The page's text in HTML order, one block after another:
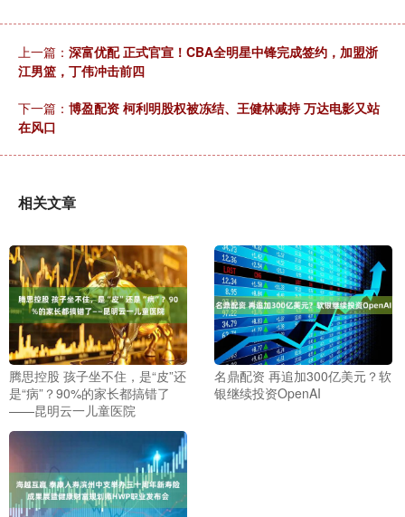
上一篇： 深富优配 正式官宣！CBA全明星中锋完成签约，加盟浙
江男篮，丁伟冲击前四
下一篇： 博盈配资 柯利明股权被冻结、王健林减持 万达电影又站
在风口
相关文章
腾思控股 孩子坐不住，是“皮”还
是“病”？90%的家长都搞错了
——昆明云一儿童医院
名鼎配资 再追加300亿美元？软
银继续投资OpenAI